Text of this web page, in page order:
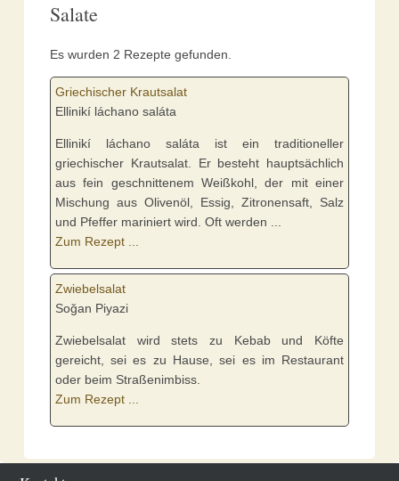
Salate
Es wurden 2 Rezepte gefunden.
Griechischer Krautsalat
Ellinikí láchano saláta
Ellinikí láchano saláta ist ein traditioneller
griechischer Krautsalat. Er besteht hauptsächlich
aus fein geschnittenem Weißkohl, der mit einer
Mischung aus Olivenöl, Essig, Zitronensaft, Salz
und Pfeffer mariniert wird. Oft werden ...
Zum Rezept ...
Zwiebelsalat
Soğan Piyazi
Zwiebelsalat wird stets zu Kebab und Köfte
gereicht, sei es zu Hause, sei es im Restaurant
oder beim Straßenimbiss.
Zum Rezept ...